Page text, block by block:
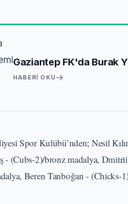
Gaziantep FK'da Burak
HABERI OKU
Spor Kulübü’nden; Nesil
- (Cubs-2)/bronz madalya,
Beren Tanboğan -